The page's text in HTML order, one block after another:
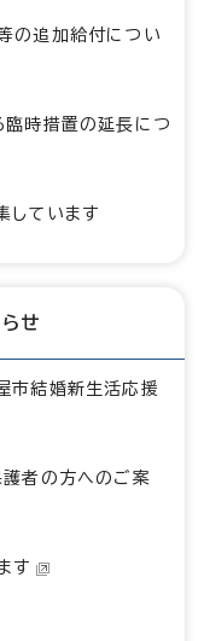
の追加給付につい
臨時措置の延長につ
しています
せ
市結婚新生活応援
護者の方へのご案
す